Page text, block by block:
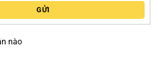
GỬI
nào